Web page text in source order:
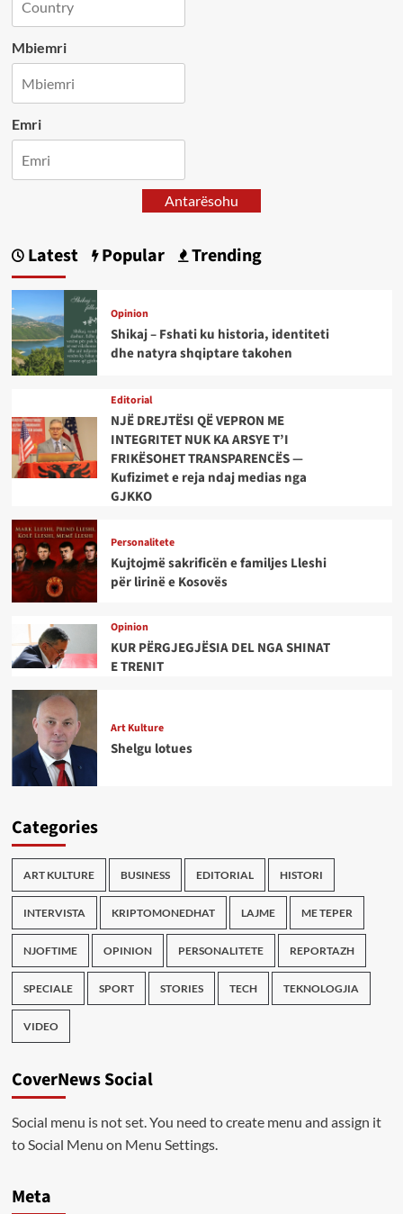
Mbiemri
Emri
Antarësohu
Latest Popular Trending
Opinion
Shikaj – Fshati ku historia, identiteti
dhe natyra shqiptare takohen
Editorial
NJË DREJTËSI QË VEPRON ME
INTEGRITET NUK KA ARSYE T’I
FRIKËSOHET TRANSPARENCËS —
Kufizimet e reja ndaj medias nga
GJKKO
Personalitete
Kujtojmë sakrificën e familjes Lleshi
për lirinë e Kosovës
Opinion
KUR PËRGJEGJËSIA DEL NGA SHINAT
E TRENIT
Art Kulture
Shelgu lotues
Categories
ART KULTURE BUSINESS EDITORIAL HISTORI
INTERVISTA KRIPTOMONEDHAT LAJME ME TEPER
NJOFTIME OPINION PERSONALITETE REPORTAZH
SPECIALE SPORT STORIES TECH TEKNOLOGJIA
VIDEO
CoverNews Social
Social menu is not set. You need to create menu and assign it
to Social Menu on Menu Settings.
Meta